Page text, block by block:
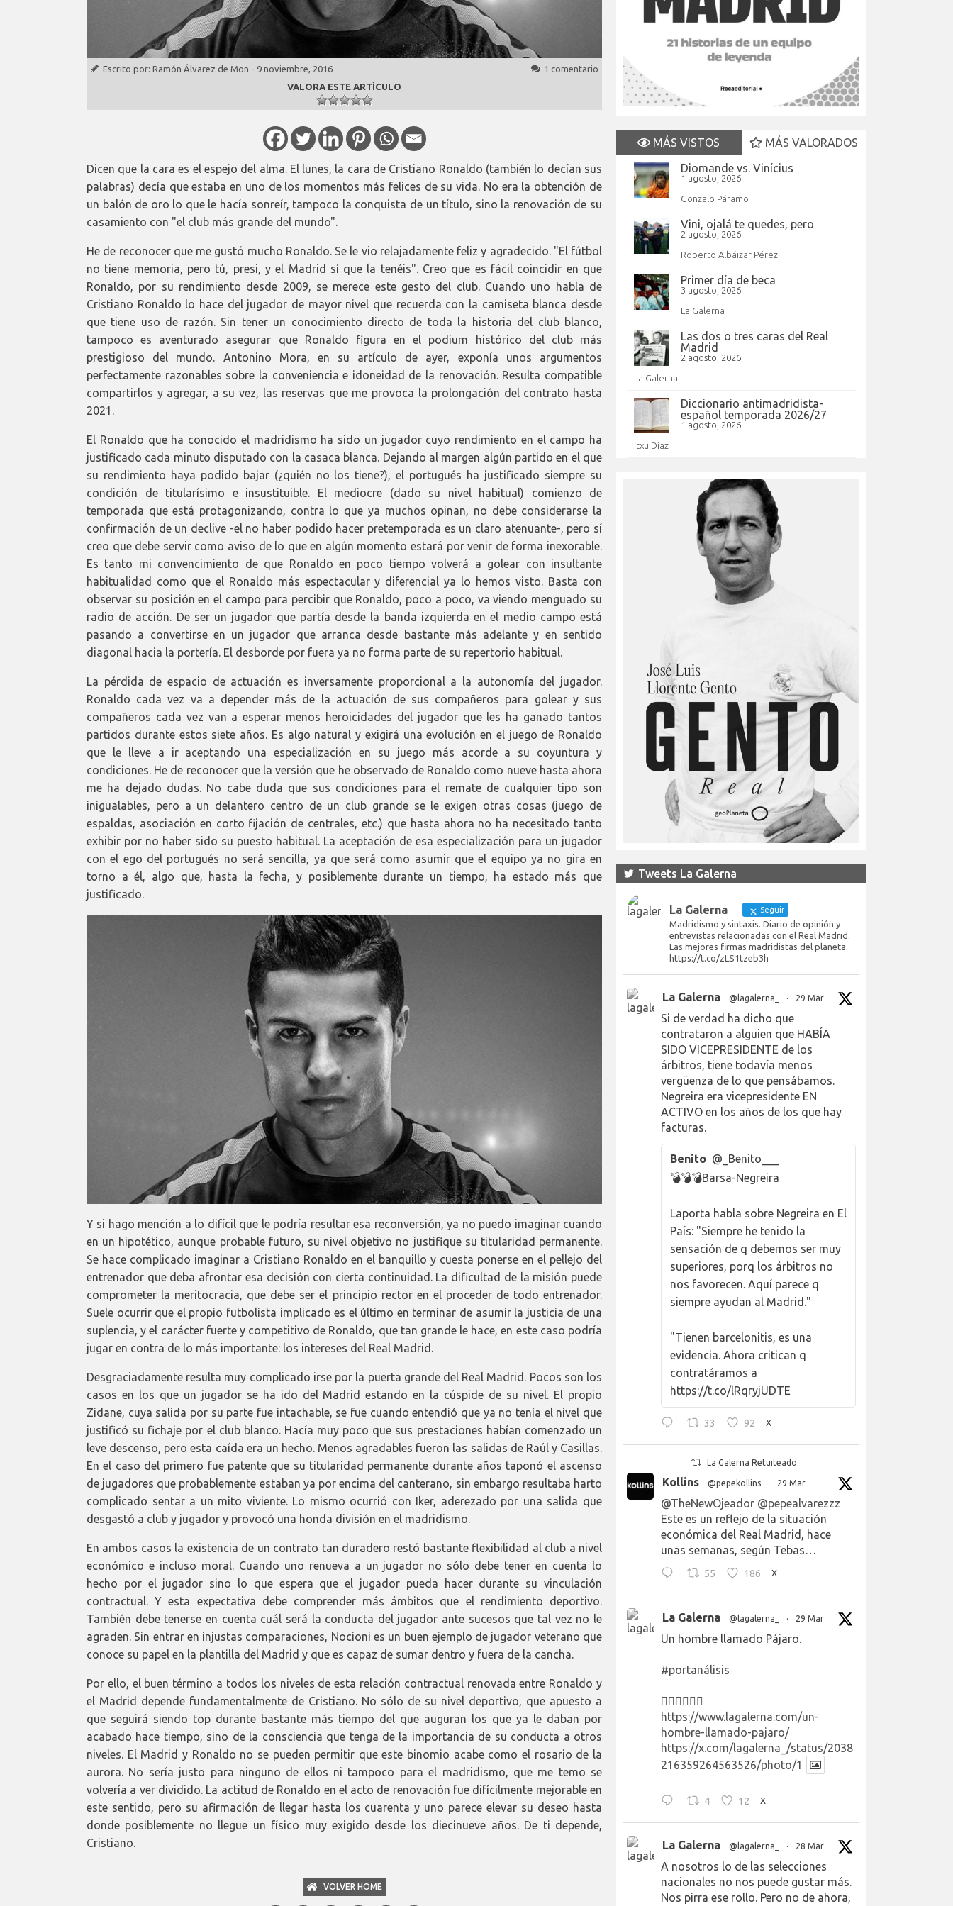
Escrito por: Ramón Álvarez de Mon - 9 noviembre, 2016
1 comentario
VALORA ESTE ARTÍCULO
Dicen que la cara es el espejo del alma. El lunes, la cara de Cristiano Ronaldo (también lo decían sus
palabras) decía que estaba en uno de los momentos más felices de su vida. No era la obtención de
un balón de oro lo que le hacía sonreír, tampoco la conquista de un título, sino la renovación de su
casamiento con "el club más grande del mundo".
He de reconocer que me gustó mucho Ronaldo. Se le vio relajadamente feliz y agradecido. "El fútbol
no tiene memoria, pero tú, presi, y el Madrid sí que la tenéis". Creo que es fácil coincidir en que
Ronaldo, por su rendimiento desde 2009, se merece este gesto del club. Cuando uno habla de
Cristiano Ronaldo lo hace del jugador de mayor nivel que recuerda con la camiseta blanca desde
que tiene uso de razón. Sin tener un conocimiento directo de toda la historia del club blanco,
tampoco es aventurado asegurar que Ronaldo figura en el podium histórico del club más
prestigioso del mundo. Antonino Mora, en su artículo de ayer, exponía unos argumentos
perfectamente razonables sobre la conveniencia e idoneidad de la renovación. Resulta compatible
compartirlos y agregar, a su vez, las reservas que me provoca la prolongación del contrato hasta
2021.
El Ronaldo que ha conocido el madridismo ha sido un jugador cuyo rendimiento en el campo ha
justificado cada minuto disputado con la casaca blanca. Dejando al margen algún partido en el que
su rendimiento haya podido bajar (¿quién no los tiene?), el portugués ha justificado siempre su
condición de titularísimo e insustituible. El mediocre (dado su nivel habitual) comienzo de
temporada que está protagonizando, contra lo que ya muchos opinan, no debe considerarse la
confirmación de un declive -el no haber podido hacer pretemporada es un claro atenuante-, pero sí
creo que debe servir como aviso de lo que en algún momento estará por venir de forma inexorable.
Es tanto mi convencimiento de que Ronaldo en poco tiempo volverá a golear con insultante
habitualidad como que el Ronaldo más espectacular y diferencial ya lo hemos visto. Basta con
observar su posición en el campo para percibir que Ronaldo, poco a poco, va viendo menguado su
radio de acción. De ser un jugador que partía desde la banda izquierda en el medio campo está
pasando a convertirse en un jugador que arranca desde bastante más adelante y en sentido
diagonal hacia la portería. El desborde por fuera ya no forma parte de su repertorio habitual.
La pérdida de espacio de actuación es inversamente proporcional a la autonomía del jugador.
Ronaldo cada vez va a depender más de la actuación de sus compañeros para golear y sus
compañeros cada vez van a esperar menos heroicidades del jugador que les ha ganado tantos
partidos durante estos siete años. Es algo natural y exigirá una evolución en el juego de Ronaldo
que le lleve a ir aceptando una especialización en su juego más acorde a su coyuntura y
condiciones. He de reconocer que la versión que he observado de Ronaldo como nueve hasta ahora
me ha dejado dudas. No cabe duda que sus condiciones para el remate de cualquier tipo son
inigualables, pero a un delantero centro de un club grande se le exigen otras cosas (juego de
espaldas, asociación en corto fijación de centrales, etc.) que hasta ahora no ha necesitado tanto
exhibir por no haber sido su puesto habitual. La aceptación de esa especialización para un jugador
con el ego del portugués no será sencilla, ya que será como asumir que el equipo ya no gira en
torno a él, algo que, hasta la fecha, y posiblemente durante un tiempo, ha estado más que
justificado.
Y si hago mención a lo difícil que le podría resultar esa reconversión, ya no puedo imaginar cuando
en un hipotético, aunque probable futuro, su nivel objetivo no justifique su titularidad permanente.
Se hace complicado imaginar a Cristiano Ronaldo en el banquillo y cuesta ponerse en el pellejo del
entrenador que deba afrontar esa decisión con cierta continuidad. La dificultad de la misión puede
comprometer la meritocracia, que debe ser el principio rector en el proceder de todo entrenador.
Suele ocurrir que el propio futbolista implicado es el último en terminar de asumir la justicia de una
suplencia, y el carácter fuerte y competitivo de Ronaldo, que tan grande le hace, en este caso podría
jugar en contra de lo más importante: los intereses del Real Madrid.
Desgraciadamente resulta muy complicado irse por la puerta grande del Real Madrid. Pocos son los
casos en los que un jugador se ha ido del Madrid estando en la cúspide de su nivel. El propio
Zidane, cuya salida por su parte fue intachable, se fue cuando entendió que ya no tenía el nivel que
justificó su fichaje por el club blanco. Hacía muy poco que sus prestaciones habían comenzado un
leve descenso, pero esta caída era un hecho. Menos agradables fueron las salidas de Raúl y Casillas.
En el caso del primero fue patente que su titularidad permanente durante años taponó el ascenso
de jugadores que probablemente estaban ya por encima del canterano, sin embargo resultaba harto
complicado sentar a un mito viviente. Lo mismo ocurrió con Iker, aderezado por una salida que
desgastó a club y jugador y provocó una honda división en el madridismo.
En ambos casos la existencia de un contrato tan duradero restó bastante flexibilidad al club a nivel
económico e incluso moral. Cuando uno renueva a un jugador no sólo debe tener en cuenta lo
hecho por el jugador sino lo que espera que el jugador pueda hacer durante su vinculación
contractual. Y esta expectativa debe comprender más ámbitos que el rendimiento deportivo.
También debe tenerse en cuenta cuál será la conducta del jugador ante sucesos que tal vez no le
agraden. Sin entrar en injustas comparaciones, Nocioni es un buen ejemplo de jugador veterano que
conoce su papel en la plantilla del Madrid y que es capaz de sumar dentro y fuera de la cancha.
Por ello, el buen término a todos los niveles de esta relación contractual renovada entre Ronaldo y
el Madrid depende fundamentalmente de Cristiano. No sólo de su nivel deportivo, que apuesto a
que seguirá siendo top durante bastante más tiempo del que auguran los que ya le daban por
acabado hace tiempo, sino de la consciencia que tenga de la importancia de su conducta a otros
niveles. El Madrid y Ronaldo no se pueden permitir que este binomio acabe como el rosario de la
aurora. No sería justo para ninguno de ellos ni tampoco para el madridismo, que me temo se
volvería a ver dividido. La actitud de Ronaldo en el acto de renovación fue difícilmente mejorable en
este sentido, pero su afirmación de llegar hasta los cuarenta y uno parece elevar su deseo hasta
donde posiblemente no llegue un físico muy exigido desde los diecinueve años. De ti depende,
Cristiano.
VOLVER HOME
MÁS VISTOS
MÁS VALORADOS
Diomande vs. Vinícius
1 agosto, 2026
Gonzalo Páramo
Vini, ojalá te quedes, pero
2 agosto, 2026
Roberto Albáizar Pérez
Primer día de beca
3 agosto, 2026
La Galerna
Las dos o tres caras del Real
Madrid
2 agosto, 2026
La Galerna
Diccionario antimadridista-
español temporada 2026/27
1 agosto, 2026
Itxu Díaz
Tweets La Galerna
La Galerna Seguir
Madridismo y sintaxis. Diario de opinión y
entrevistas relacionadas con el Real Madrid.
Las mejores firmas madridistas del planeta.
https://t.co/zLS1tzeb3h
La Galerna @lagalerna_ · 29 Mar
Si de verdad ha dicho que
contrataron a alguien que HABÍA
SIDO VICEPRESIDENTE de los
árbitros, tiene todavía menos
vergüenza de lo que pensábamos.
Negreira era vicepresidente EN
ACTIVO en los años de los que hay
facturas.
Benito @_Benito___
💣💣💣Barsa-Negreira
Laporta habla sobre Negreira en El
País: "Siempre he tenido la
sensación de q debemos ser muy
superiores, porq los árbitros no
nos favorecen. Aquí parece q
siempre ayudan al Madrid."
"Tienen barcelonitis, es una
evidencia. Ahora critican q
contratáramos a
https://t.co/lRqryjUDTE
33 92 X
La Galerna Retuiteado
Kollins @pepekollins · 29 Mar
@TheNewOjeador @pepealvarezzz
Este es un reflejo de la situación
económica del Real Madrid, hace
unas semanas, según Tebas…
55 186 X
La Galerna @lagalerna_ · 29 Mar
Un hombre llamado Pájaro.
#portanálisis
👉🏻👉🏻👉🏻
https://www.lagalerna.com/un-
hombre-llamado-pajaro/
https://x.com/lagalerna_/status/2038
216359264563526/photo/1
4 12 X
La Galerna @lagalerna_ · 28 Mar
A nosotros lo de las selecciones
nacionales no nos puede gustar más.
Nos pirra ese rollo. Pero no de ahora,